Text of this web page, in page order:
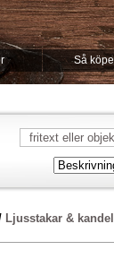
Så
Ljusstakar &